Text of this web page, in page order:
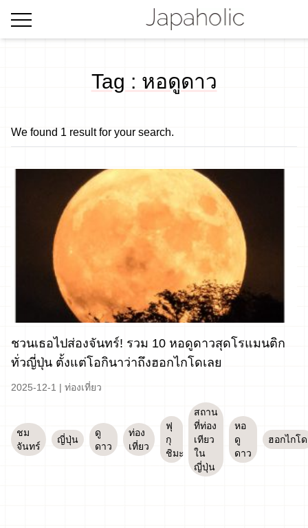
Tag : หอดูดาว
We found 1 result for your search.
ชวนเธอไปส่องจันทร์! รวม 10 หอดูดาวสุดโรแมนติก
ทั่วญี่ปุ่น ตั้งแต่โอกินาว่าถึงฮอกไกโดเลย
2025-12-1 | ท่องเที่ยว
ชม
จันทร์
ญี่ปุ่น
ดู
ดาว
ท่อง
เที่ยว
ฟุ
กุ
ชิมะ
สถาน
ที่ท่อง
เทียว
ใน
ญี่ปุ่น
หอ
ดู
ดาว
ฮอกไกโด